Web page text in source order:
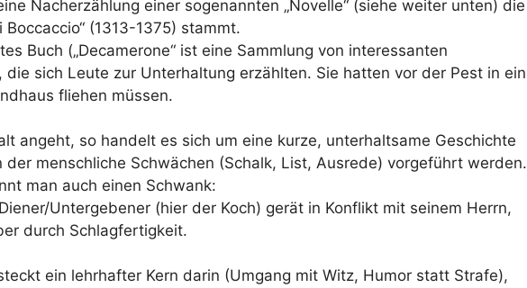
Nacherzählung einer sogenannten „Novelle“ (siehe weiter unten) die
(1313-1375) stammt.
Buch („Decamerone“ ist eine Sammlung von interessanten
die sich Leute zur Unterhaltung erzählten. Sie hatten vor der Pest in ein
fliehen müssen.
angeht, so handelt es sich um eine kurze, unterhaltsame Geschichte
der menschliche Schwächen (Schalk, List, Ausrede) vorgeführt werden.
man auch einen Schwank:
Untergebener (hier der Koch) gerät in Konflikt mit seinem Herrn,
durch Schlagfertigkeit.
ein lehrhafter Kern darin (Umgang mit Witz, Humor statt Strafe),